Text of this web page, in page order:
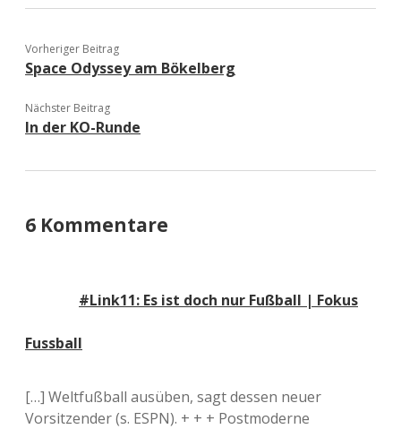
Vorheriger Beitrag
Space Odyssey am Bökelberg
Nächster Beitrag
In der KO-Runde
6 Kommentare
#Link11: Es ist doch nur Fußball | Fokus
Fussball
[…] Weltfußball ausüben, sagt dessen neuer
Vorsitzender (s. ESPN). + + + Postmoderne